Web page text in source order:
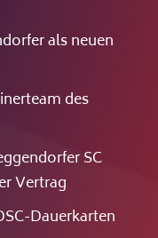
als neuen
des
SC
Vertrag
Dauerkarten